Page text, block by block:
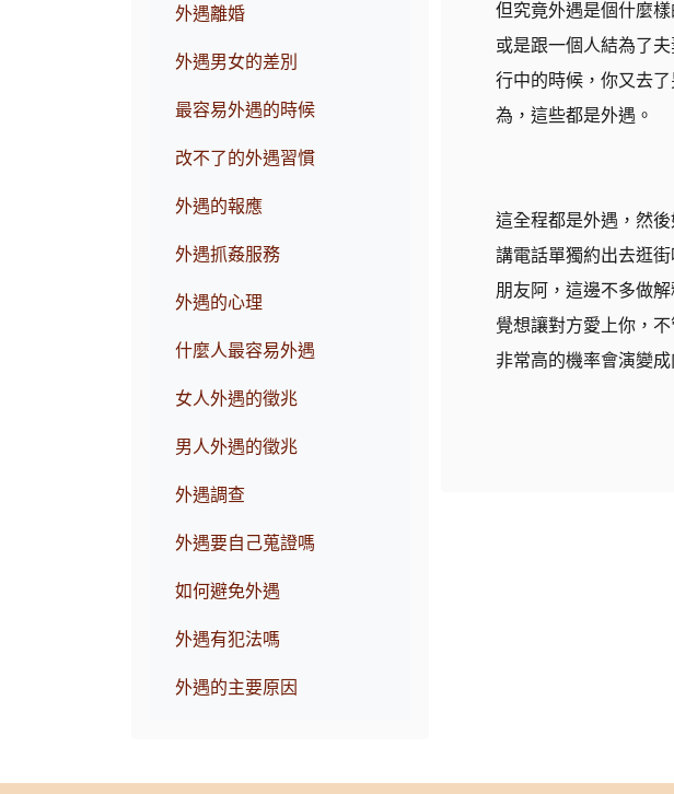
外遇離婚
外遇男女的差別
最容易外遇的時候
改不了的外遇習慣
外遇的報應
外遇抓姦服務
外遇的心理
什麼人最容易外遇
女人外遇的徵兆
男人外遇的徵兆
外遇調查
外遇要自己蒐證嗎
如何避免外遇
外遇有犯法嗎
外遇的主要原因
但究竟外遇是個什麼
或是跟一個人結為了
行中的時候，你又去
為，這些都是外遇。
這全程都是外遇，然
講電話單獨約出去逛
朋友阿，這邊不多做
覺想讓對方愛上你，
非常高的機率會演變